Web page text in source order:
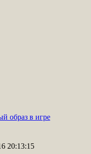
образ в игре
20:13:15